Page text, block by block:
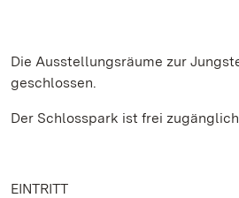
Die Ausstellungsräume zur
geschlossen.
Der Schlosspark ist frei
EINTRITT